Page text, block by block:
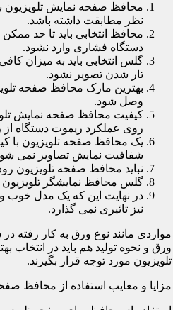
محافظ صفحه نمایش تلویزیون
نظر مطابقت داشته باشد.
محافظ انتخابی باید تا حد
دستگاه فشاری وارد نشود.
گلس انتخابی باید به میزان
تار شدن تصویر نشود.
بهترین مارک محافظ صفحه
وصل شود.
کیفیت محافظ صفحه نمایش
روی عملکرد ریموت دستگاه از
یک محافظ صفحه تلویزیون
شفافیت نمایش تصاویر نمی
نباید محافظ صفحه تلویزیون
گلس محافظ نمایشگر تلویزیون
در نهایت این که یک مدل خوب
نیز تاثیری نمی گذارد.
مواردی مانند نوع ورق به کار رفته
ورق و نحوه تولید هم باید در
تلویزیون مورد توجه قرار بگیرند.
مزایا و معایب استفاده از محافظ